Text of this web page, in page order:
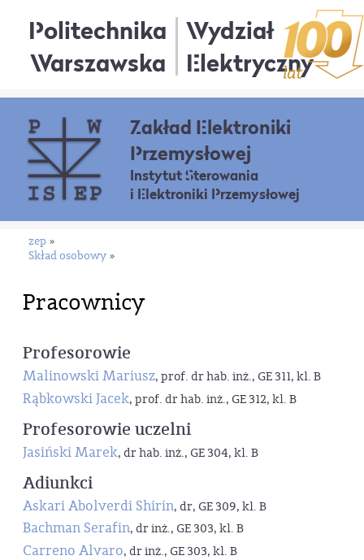
Politechnika
Warszawska
Wydział
Elektryczny
Zakład Elektroniki
Przemysłowej
Instytut Sterowania
i Elektroniki Przemysłowej
zep »
Skład osobowy »
Pracownicy
Profesorowie
Malinowski Mariusz, prof. dr hab. inż., GE 311, kl. B
Rąbkowski Jacek, prof. dr hab. inż., GE 312, kl. B
Profesorowie uczelni
Jasiński Marek, dr hab. inż., GE 304, kl. B
Adiunkci
Askari Abolverdi Shirin, dr, GE 309, kl. B
Bachman Serafin, dr inż., GE 303, kl. B
Carreno Alvaro, dr inż., GE 303, kl. B